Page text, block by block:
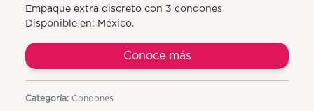
Empaque extra discreto con 3 condones
Disponible en: México.
Conoce más
Categoría: Condones